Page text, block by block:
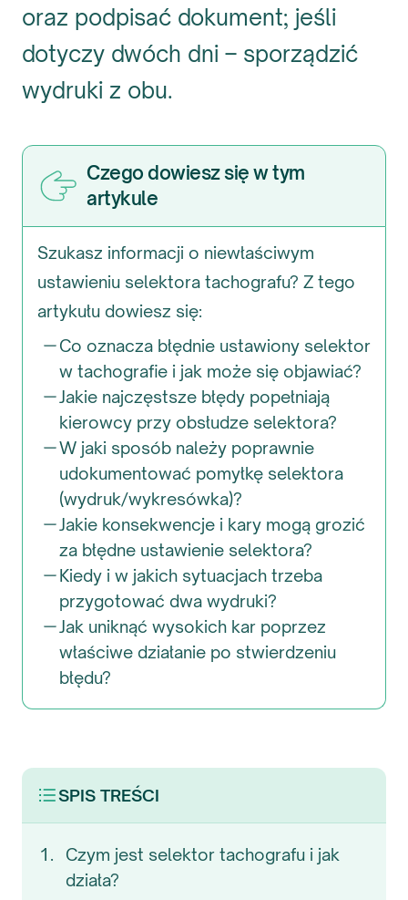
oraz podpisać dokument; jeśli
dotyczy dwóch dni – sporządzić
wydruki z obu.
Czego dowiesz się w tym
artykule
Szukasz informacji o niewłaściwym
ustawieniu selektora tachografu? Z tego
artykułu dowiesz się:
Co oznacza błędnie ustawiony selektor
w tachografie i jak może się objawiać?
Jakie najczęstsze błędy popełniają
kierowcy przy obsłudze selektora?
W jaki sposób należy poprawnie
udokumentować pomyłkę selektora
(wydruk/wykresówka)?
Jakie konsekwencje i kary mogą grozić
za błędne ustawienie selektora?
Kiedy i w jakich sytuacjach trzeba
przygotować dwa wydruki?
Jak uniknąć wysokich kar poprzez
właściwe działanie po stwierdzeniu
błędu?
SPIS TREŚCI
Czym jest selektor tachografu i jak
działa?